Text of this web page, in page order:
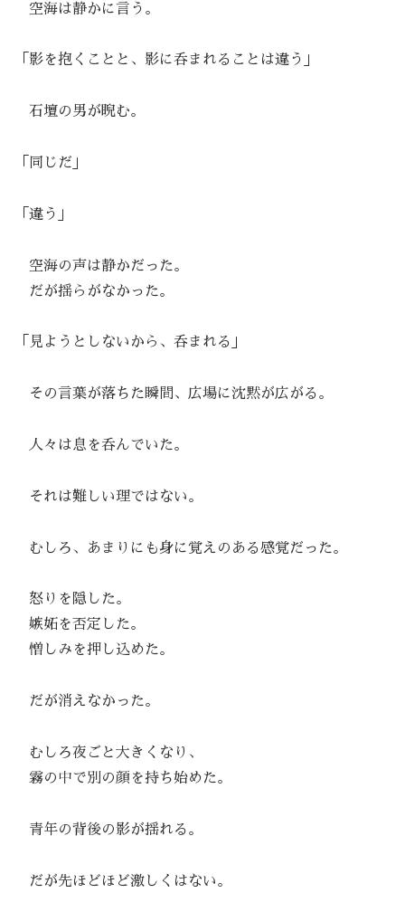
空海は静かに言う。
「影を抱くことと、影に呑まれることは違う」
石壇の男が睨む。
「同じだ」
「違う」
空海の声は静かだった。
だが揺らがなかった。
「見ようとしないから、呑まれる」
その言葉が落ちた瞬間、広場に沈黙が広がる。
人々は息を呑んでいた。
それは難しい理ではない。
むしろ、あまりにも身に覚えのある感覚だった。
怒りを隠した。
嫉妬を否定した。
憎しみを押し込めた。
だが消えなかった。
むしろ夜ごと大きくなり、
霧の中で別の顔を持ち始めた。
青年の背後の影が揺れる。
だが先ほどほど激しくはない。